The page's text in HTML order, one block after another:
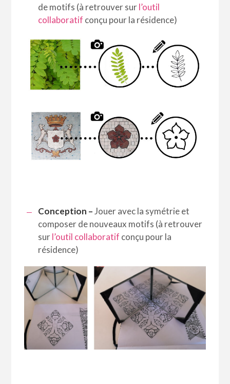
de motifs (à retrouver surl’outil
collaboratif conçu pour la résidence)
Conception –Jouer avec la symétrie et
composer de nouveaux motifs (à retrouver
surl’outil collaboratif conçu pour la
résidence)